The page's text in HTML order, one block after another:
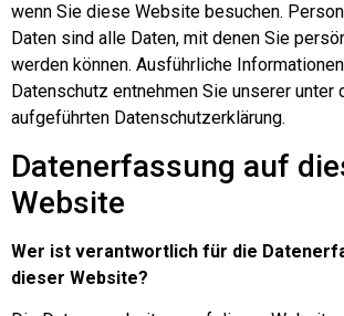
wenn Sie diese Website besuchen.
Daten sind alle Daten, mit denen Sie
werden können. Ausführliche
Datenschutz entnehmen Sie unserer unter
aufgeführten Datenschutzerklärung.
Datenerfassung auf
Website
Wer ist verantwortlich für die
dieser Website?